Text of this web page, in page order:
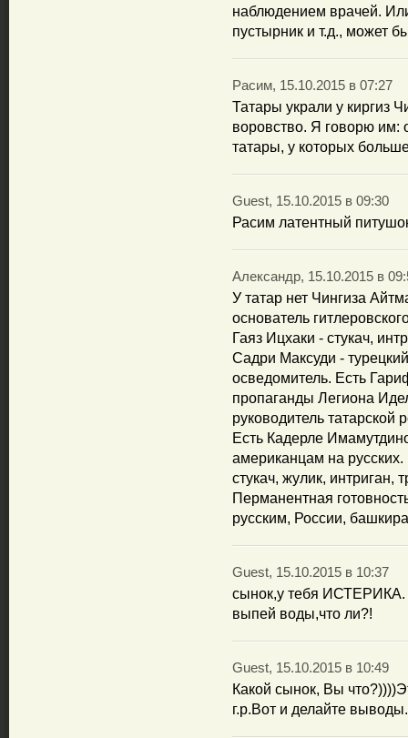
наблюдением врачей.
пустырник и т.д., может
Расим, 15.10.2015 в 07:27
Татары украли у киргиз
воровство. Я говорю им:
татары, у которых
Guest, 15.10.2015 в 09:30
Расим латентный
Александр, 15.10.2015 в
У татар нет Чингиза
основатель
Гаяз Ицхаки - стукач,
Садри Максуди -
осведомитель. Есть
пропаганды Легиона
руководитель татарской
Есть Кадерле
американцам на русских.
стукач, жулик, интриган,
Перманентная
русским, России,
Guest, 15.10.2015 в 10:37
сынок,у тебя ИСТЕРИКА.
выпей воды,что ли?!
Guest, 15.10.2015 в 10:49
Какой сынок, Вы
г.р.Вот и делайте